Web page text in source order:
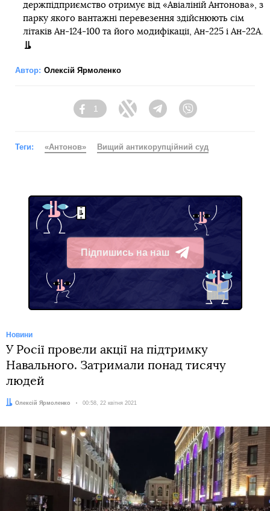
держпідприємство отримує від «Авіаліній Антонова», з
парку якого вантажні перевезення здійснюють сім
літаків Ан-124-100 та його модифікації, Ан-225 і Ан-22А.
Автор: Олексій Ярмоленко
Facebook
1
Twitter TelegramViber
Теги: «Антонов» Вищий антикорупційний суд
Підпишись на наш
Telegram
Новини
У Росії провели акції на підтримку
Навального. Затримали понад тисячу
людей
Автор:
Олексій Ярмоленко Дата:
00:58, 22 квітня 2021